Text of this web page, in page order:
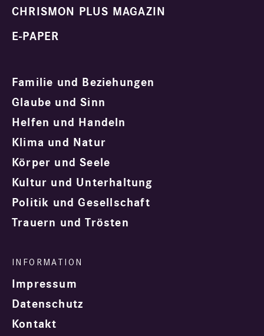
CHRISMON PLUS MAGAZIN
E-PAPER
Familie und Beziehungen
Glaube und Sinn
Helfen und Handeln
Klima und Natur
Körper und Seele
Kultur und Unterhaltung
Politik und Gesellschaft
Trauern und Trösten
Impressum
Datenschutz
Kontakt